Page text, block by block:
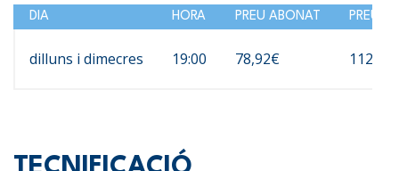
DIA HORA PREU ABONAT PREU
dilluns i dimecres 19:00 78,92€